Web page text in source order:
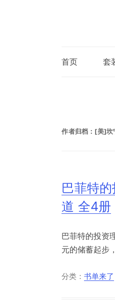
首页 套
作者归档： [美]坎
巴菲特
道 全4册
巴菲特的投资
元的储蓄起步
分类：书单来了